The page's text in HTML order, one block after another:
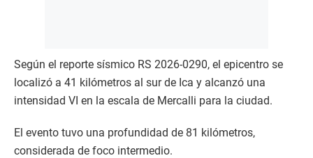
Según el reporte sísmico RS 2026-0290, el epicentro se
localizó a 41 kilómetros al sur de Ica y alcanzó una
intensidad VI en la escala de Mercalli para la ciudad.
El evento tuvo una profundidad de 81 kilómetros,
considerada de foco intermedio.